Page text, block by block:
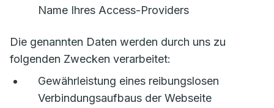
Name Ihres Access-Providers
Die genannten Daten werden durch uns zu
folgenden Zwecken verarbeitet:
Gewährleistung eines reibungslosen
Verbindungsaufbaus der Webseite